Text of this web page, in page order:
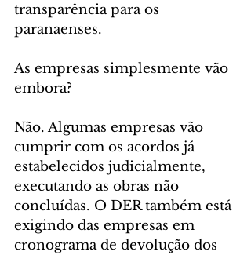
transparência para os
paranaenses.
As empresas simplesmente vão
embora?
Não. Algumas empresas vão
cumprir com os acordos já
estabelecidos judicialmente,
executando as obras não
concluídas. O DER também está
exigindo das empresas em
cronograma de devolução dos